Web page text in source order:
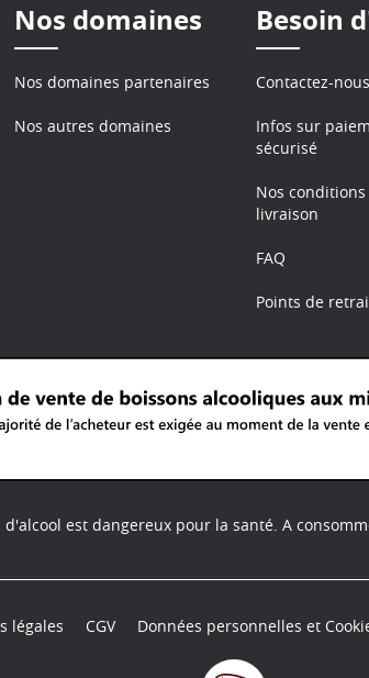
Nos domaines
Nos domaines partenaires
Nos autres domaines
Besoin
Contactez-nous
Infos sur
sécurisé
Nos
livraison
FAQ
Points de
d'alcool est dangereux pour la santé. A
légales CGV Données personnelles et